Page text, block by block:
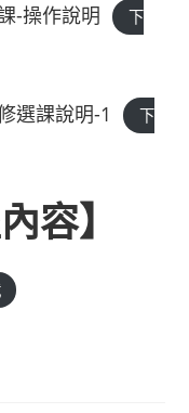
-操作說明
下
選課說明-1
下
容】